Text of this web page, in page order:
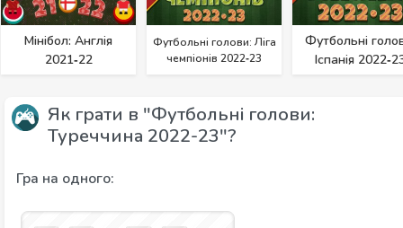
Мінібол: Англія
2021‑22
Футбольні голови: Ліга
чемпіонів 2022‑23
Футбольні
Іспанія
Як грати в "Футбольні голови:
Туреччина 2022-23"?
Гра на одного: